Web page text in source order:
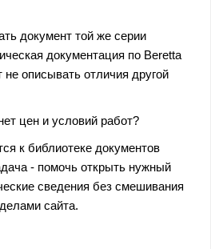
документ той же серии
документация по Beretta
описывать отличия другой
цен и условий работ?
к библиотеке документов
- помочь открыть нужный
сведения без смешивания
сайта.